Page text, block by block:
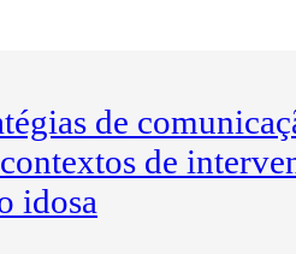
de
de
idosa